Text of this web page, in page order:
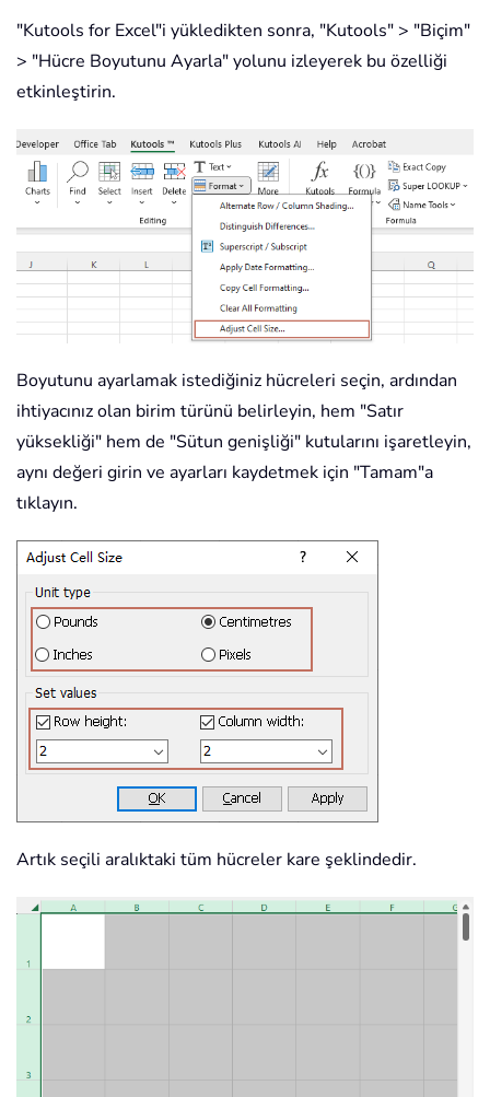
"Kutools for Excel"i yükledikten sonra, "Kutools" > "Biçim"
> "Hücre Boyutunu Ayarla" yolunu izleyerek bu özelliği
etkinleştirin.
Boyutunu ayarlamak istediğiniz hücreleri seçin, ardından
ihtiyacınız olan birim türünü belirleyin, hem "Satır
yüksekliği" hem de "Sütun genişliği" kutularını işaretleyin,
aynı değeri girin ve ayarları kaydetmek için "Tamam"a
tıklayın.
Artık seçili aralıktaki tüm hücreler kare şeklindedir.